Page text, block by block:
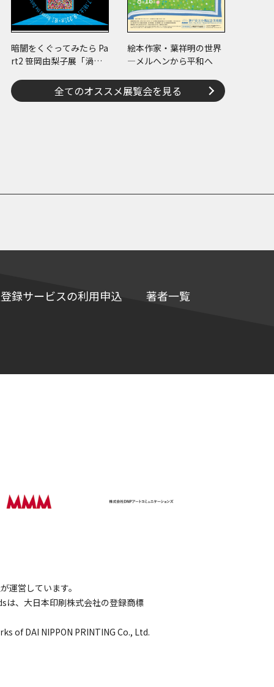
暗闇をくぐってみたら Pa
rt2 笹岡由梨子展「渦
絵本作家・葉祥明の世界
―メルヘンから平和へ
全てのオススメ展覧会を見る
録サービスの利用申込 著者一覧
運営しています。
、大日本印刷株式会社の登録商標
of DAI NIPPON PRINTING Co., Ltd.